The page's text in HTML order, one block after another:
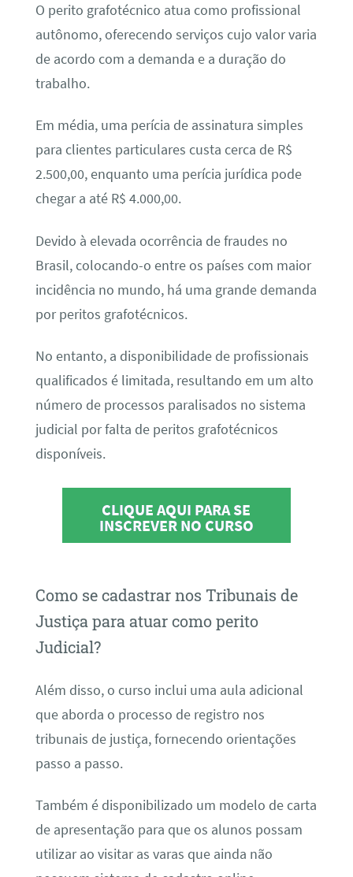
O perito grafotécnico atua como profissional
autônomo, oferecendo serviços cujo valor varia
de acordo com a demanda e a duração do
trabalho.
Em média, uma perícia de assinatura simples
para clientes particulares custa cerca de R$
2.500,00, enquanto uma perícia jurídica pode
chegar a até R$ 4.000,00.
Devido à elevada ocorrência de fraudes no
Brasil, colocando-o entre os países com maior
incidência no mundo, há uma grande demanda
por peritos grafotécnicos.
No entanto, a disponibilidade de profissionais
qualificados é limitada, resultando em um alto
número de processos paralisados no sistema
judicial por falta de peritos grafotécnicos
disponíveis.
CLIQUE AQUI PARA SE
INSCREVER NO CURSO
Como se cadastrar nos Tribunais de
Justiça para atuar como perito
Judicial?
Além disso, o curso inclui uma aula adicional
que aborda o processo de registro nos
tribunais de justiça, fornecendo orientações
passo a passo.
Também é disponibilizado um modelo de carta
de apresentação para que os alunos possam
utilizar ao visitar as varas que ainda não